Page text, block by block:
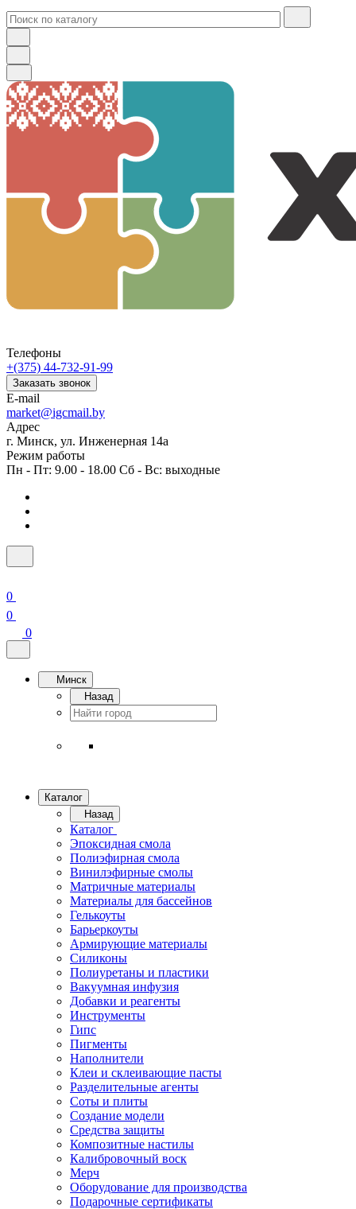
Телефоны
+(375) 44-732-91-99
Заказать звонок
E-mail
market@igcmail.by
Адрес
г. Минск, ул. Инженерная 14а
Режим работы
Пн - Пт: 9.00 - 18.00 Сб - Вс: выходные
0
0
0
Минск
Назад
Каталог
Назад
Каталог
Эпоксидная смола
Полиэфирная смола
Винилэфирные смолы
Матричные материалы
Материалы для бассейнов
Гелькоуты
Барьеркоуты
Армирующие материалы
Силиконы
Полиуретаны и пластики
Вакуумная инфузия
Добавки и реагенты
Инструменты
Гипс
Пигменты
Наполнители
Клеи и склеивающие пасты
Разделительные агенты
Соты и плиты
Создание модели
Средства защиты
Композитные настилы
Калибровочный воск
Мерч
Оборудование для производства
Подарочные сертификаты